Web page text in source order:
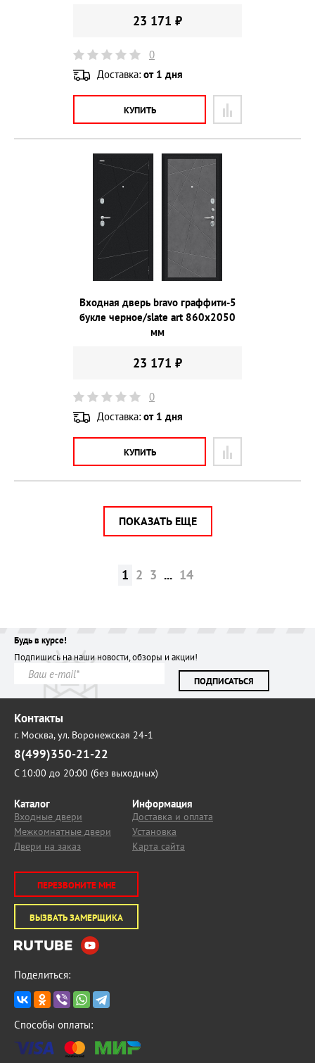
23 171 ₽
0
Доставка: от 1 дня
КУПИТЬ
Входная дверь bravo граффити-5
букле черное/slate art 860х2050
мм
23 171 ₽
0
Доставка: от 1 дня
КУПИТЬ
ПОКАЗАТЬ ЕЩЕ
1 2 3 ... 14
Будь в курсе!
Подпишись на наши новости, обзоры и акции!
ПОДПИСАТЬСЯ
Контакты
г. Москва,ул. Воронежская 24-1
8(499)350-21-22
С 10:00 до 20:00 (без выходных)
Каталог
Входные двери
Межкомнатные двери
Двери на заказ
Информация
Доставка и оплата
Установка
Карта сайта
ПЕРЕЗВОНИТЕ МНЕ
ВЫЗВАТЬ ЗАМЕРЩИКА
Поделиться:
Способы оплаты: